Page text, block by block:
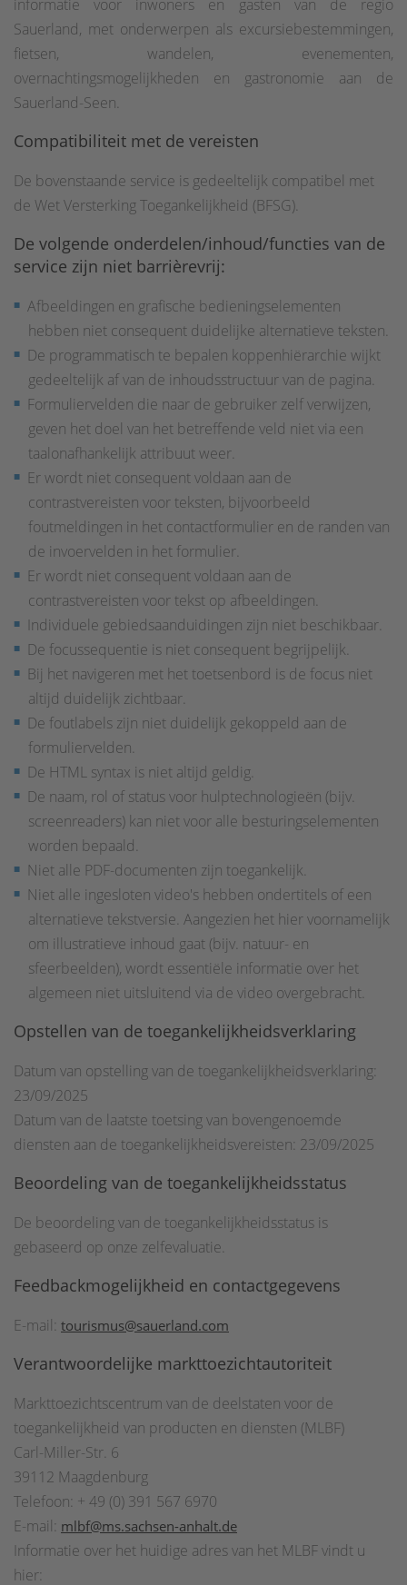
informatie voor inwoners en gasten van de regio
Sauerland, met onderwerpen als excursiebestemmingen,
fietsen, wandelen, evenementen,
overnachtingsmogelijkheden en gastronomie aan de
Sauerland-Seen.
Compatibiliteit met de vereisten
De bovenstaande service is gedeeltelijk compatibel met
de Wet Versterking Toegankelijkheid (BFSG).
De volgende onderdelen/inhoud/functies van de
service zijn niet barrièrevrij:
Afbeeldingen en grafische bedieningselementen
hebben niet consequent duidelijke alternatieve teksten.
De programmatisch te bepalen koppenhiërarchie wijkt
gedeeltelijk af van de inhoudsstructuur van de pagina.
Formuliervelden die naar de gebruiker zelf verwijzen,
geven het doel van het betreffende veld niet via een
taalonafhankelijk attribuut weer.
Er wordt niet consequent voldaan aan de
contrastvereisten voor teksten, bijvoorbeeld
foutmeldingen in het contactformulier en de randen van
de invoervelden in het formulier.
Er wordt niet consequent voldaan aan de
contrastvereisten voor tekst op afbeeldingen.
Individuele gebiedsaanduidingen zijn niet beschikbaar.
De focussequentie is niet consequent begrijpelijk.
Bij het navigeren met het toetsenbord is de focus niet
altijd duidelijk zichtbaar.
De foutlabels zijn niet duidelijk gekoppeld aan de
formuliervelden.
De HTML syntax is niet altijd geldig.
De naam, rol of status voor hulptechnologieën (bijv.
screenreaders) kan niet voor alle besturingselementen
worden bepaald.
Niet alle PDF-documenten zijn toegankelijk.
Niet alle ingesloten video's hebben ondertitels of een
alternatieve tekstversie. Aangezien het hier voornamelijk
om illustratieve inhoud gaat (bijv. natuur- en
sfeerbeelden), wordt essentiële informatie over het
algemeen niet uitsluitend via de video overgebracht.
Opstellen van de toegankelijkheidsverklaring
Datum van opstelling van de toegankelijkheidsverklaring:
23/09/2025
Datum van de laatste toetsing van bovengenoemde
diensten aan de toegankelijkheidsvereisten: 23/09/2025
Beoordeling van de toegankelijkheidsstatus
De beoordeling van de toegankelijkheidsstatus is
gebaseerd op onze zelfevaluatie.
Feedbackmogelijkheid en contactgegevens
E-mail: tourismus@sauerland.com
Verantwoordelijke markttoezichtautoriteit
Markttoezichtscentrum van de deelstaten voor de
toegankelijkheid van producten en diensten (MLBF)
Carl-Miller-Str. 6
39112 Maagdenburg
Telefoon: + 49 (0) 391 567 6970
E-mail: mlbf@ms.sachsen-anhalt.de
Informatie over het huidige adres van het MLBF vindt u
hier: